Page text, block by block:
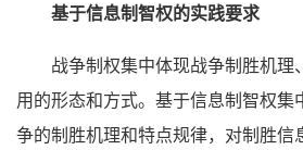
基于信息制智权的实践要求
战争制权集中体现战争制胜机理
用的形态和方式。基于信息制智权集
争的制胜机理和特点规律，对制胜信